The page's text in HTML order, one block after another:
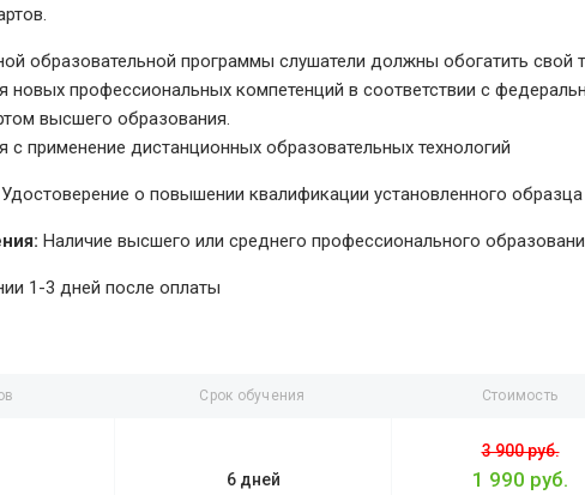
образовательной программы слушатели должны обогатить свой
новых профессиональных компетенций в соответствии с
высшего образования.
с применение дистанционных образовательных технологий
Удостоверение о повышении квалификации установленного образца
Наличие высшего или среднего профессионального
1-3 дней после оплаты
Срок обучения Стоимость
6 дней
3 900 руб.
1 990 руб.